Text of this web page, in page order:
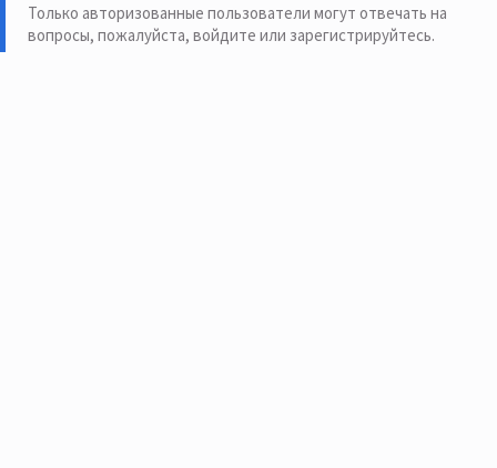
Только авторизованные пользователи могут отвечать на
вопросы, пожалуйста, войдите или зарегистрируйтесь.